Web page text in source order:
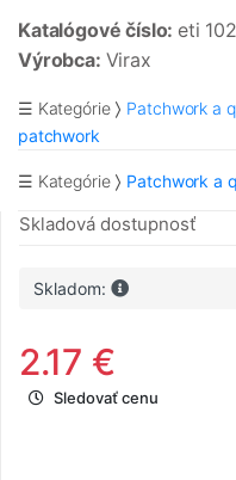
Katalógové číslo: eti 102
Výrobca: Virax
☰ Kategórie Patchwork a
patchwork
☰ Kategórie Patchwork a
Skladová dostupnosť
Skladom:
2.17 €
Sledovať cenu